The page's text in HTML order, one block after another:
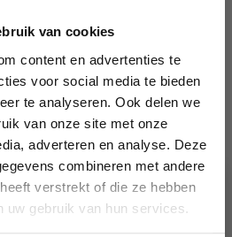
van cookies
content en advertenties te
voor social media te bieden
te analyseren. Ook delen we
van onze site met onze
adverteren en analyse. Deze
combineren met andere
verstrekt of die ze hebben
uw gebruik van hun services.
levertijd